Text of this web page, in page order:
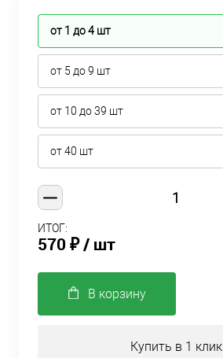
от 1 до 4 шт
от 5 до 9 шт
от 10 до 39 шт
от 40 шт
ИТОГ:
570 ₽/ шт
В корзину
Купить в 1 клик